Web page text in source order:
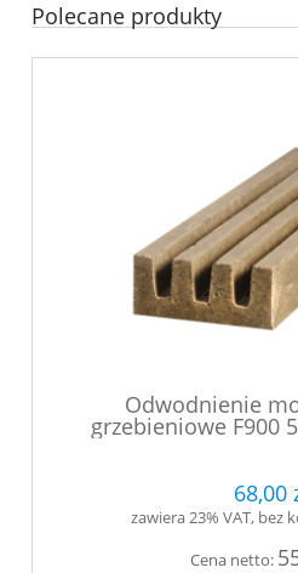
Polecane produkty
Odwodnienie
grzebieniowe F900
68,00
zawiera 23% VAT, bez
Cena netto: